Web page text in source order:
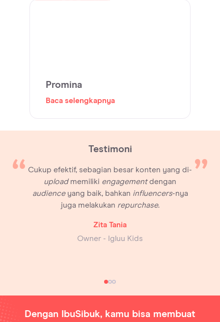
Promina
Baca selengkapnya
Testimoni
Cukup efektif, sebagian besar konten yang di-
uploadmemiliki engagementdengan
audienceyang baik, bahkan influencers-nya
juga melakukan repurchase.
Zita Tania
Owner - Igluu Kids
Dengan IbuSibuk, kamu bisa membuat